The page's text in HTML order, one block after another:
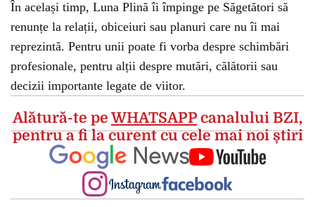
În același timp, Luna Plină îi împinge pe Săgetători să
renunțe la relații, obiceiuri sau planuri care nu îi mai
reprezintă. Pentru unii poate fi vorba despre schimbări
profesionale, pentru alții despre mutări, călătorii sau
decizii importante legate de viitor.
Alătură-te peWHATSAPPcanalului BZI,
pentru a fi la curent cu cele mai noi știri